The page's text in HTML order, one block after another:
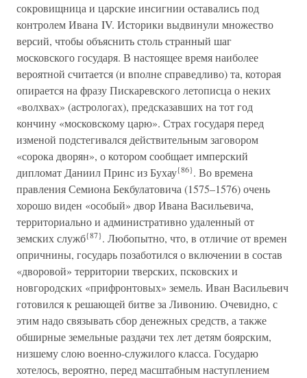
сокровищница и царские инсигнии оставались под
контролем Ивана IV. Историки выдвинули множество
версий, чтобы объяснить столь странный шаг
московского государя. В настоящее время наиболее
вероятной считается (и вполне справедливо) та, которая
опирается на фразу Пискаревского летописца о неких
«волхвах» (астрологах), предсказавших на тот год
кончину «московскому царю». Страх государя перед
изменой подстегивался действительным заговором
«сорока дворян», о котором сообщает имперский
дипломат Даниил Принс из Бухау{86}. Во времена
правления Семиона Бекбулатовича (1575–1576) очень
хорошо виден «особый» двор Ивана Васильевича,
территориально и административно удаленный от
земских служб{87}. Любопытно, что, в отличие от времен
опричнины, государь позаботился о включении в состав
«дворовой» территории тверских, псковских и
новгородских «прифронтовых» земель. Иван Васильевич
готовился к решающей битве за Ливонию. Очевидно, с
этим надо связывать сбор денежных средств, а также
обширные земельные раздачи тех лет детям боярским,
низшему слою военно-служилого класса. Государю
хотелось, вероятно, перед масштабным наступлением